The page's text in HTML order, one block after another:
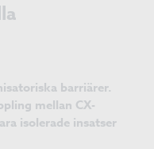
barriärer.
mellan CX-
isolerade insatser